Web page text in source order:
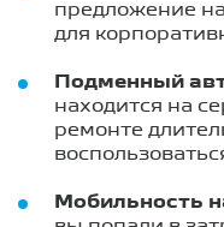
предложение
для
Подменный
находится на
ремонте
Мобильность